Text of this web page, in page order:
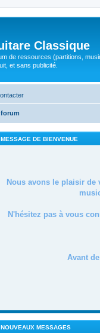
Classique
de ressources (partitions,
et sans publicité.
MESSAGE DE BIENVENUE
Nous avons le plaisir de
N'hésitez pas à vous
Avant
NOUVEAUX MESSAGES